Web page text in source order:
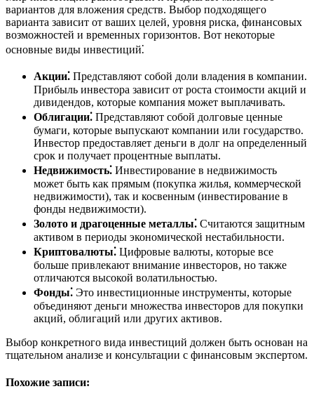
вариантов для вложения средств. Выбор подходящего
варианта зависит от ваших целей, уровня риска, финансовых
возможностей и временных горизонтов. Вот некоторые
основные виды инвестиций⁚
Акции⁚ Представляют собой доли владения в компании.
Прибыль инвестора зависит от роста стоимости акций и
дивидендов, которые компания может выплачивать.
Облигации⁚ Представляют собой долговые ценные
бумаги, которые выпускают компании или государство.
Инвестор предоставляет деньги в долг на определенный
срок и получает процентные выплаты.
Недвижимость⁚ Инвестирование в недвижимость
может быть как прямым (покупка жилья, коммерческой
недвижимости), так и косвенным (инвестирование в
фонды недвижимости).
Золото и драгоценные металлы⁚ Считаются защитным
активом в периоды экономической нестабильности.
Криптовалюты⁚ Цифровые валюты, которые все
больше привлекают внимание инвесторов, но также
отличаются высокой волатильностью.
Фонды⁚ Это инвестиционные инструменты, которые
объединяют деньги множества инвесторов для покупки
акций, облигаций или других активов.
Выбор конкретного вида инвестиций должен быть основан на
тщательном анализе и консультации с финансовым экспертом.
Похожие записи: